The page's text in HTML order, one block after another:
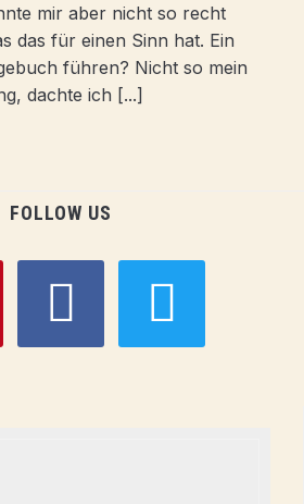
mir aber nicht so recht
das für einen Sinn hat. Ein
führen? Nicht so mein
dachte ich [...]
FOLLOW US